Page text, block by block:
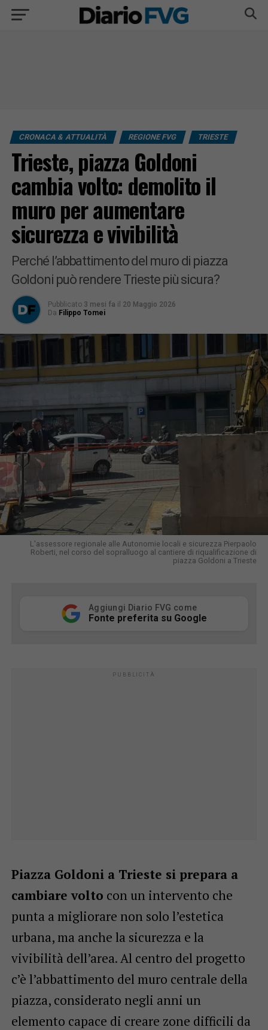
CRONACA & ATTUALITÀ REGIONE FVG TRIESTE
Trieste, piazza Goldoni
cambia volto: demolito il
muro per aumentare
sicurezza e vivibilità
Perché l’abbattimento del muro di piazza
Goldoni può rendere Trieste più sicura?
Pubblicato 3 mesi fa il 20 Maggio 2026
Da Filippo Tomei
L'assessore regionale alle Autonomie locali e sicurezza Pierpaolo
Roberti, nel corso del sopralluogo al cantiere di riqualificazione di
piazza Goldoni a Trieste
Aggiungi Diario FVG come
Fonte preferita su Google
Piazza Goldoni a Trieste si prepara a
cambiare volto con un intervento che
punta a migliorare non solo l’estetica
urbana, ma anche la sicurezza e la
vivibilità dell’area. Al centro del progetto
c’è l’abbattimento del muro centrale della
piazza, considerato negli anni un
elemento capace di creare zone difficili da